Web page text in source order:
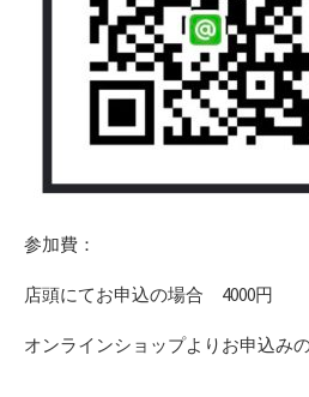
参加費：
店頭にてお申込の場合 4000円
オンラインショップよりお申込み